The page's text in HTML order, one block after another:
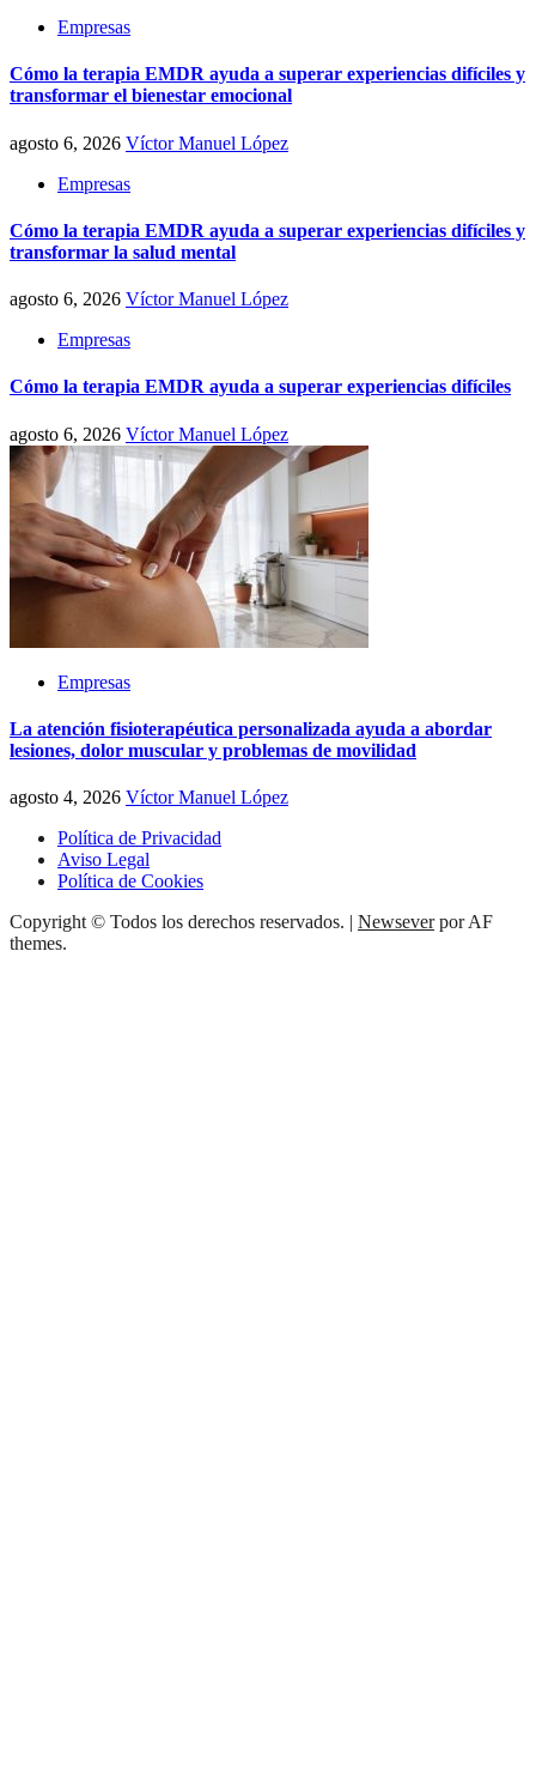
Empresas
Cómo la terapia EMDR ayuda a superar experiencias difíciles y
transformar el bienestar emocional
agosto 6, 2026 Víctor Manuel López
Empresas
Cómo la terapia EMDR ayuda a superar experiencias difíciles y
transformar la salud mental
agosto 6, 2026 Víctor Manuel López
Empresas
Cómo la terapia EMDR ayuda a superar experiencias difíciles
agosto 6, 2026 Víctor Manuel López
Empresas
La atención fisioterapéutica personalizada ayuda a abordar
lesiones, dolor muscular y problemas de movilidad
agosto 4, 2026 Víctor Manuel López
Política de Privacidad
Aviso Legal
Política de Cookies
Copyright © Todos los derechos reservados. | Newseverpor AF
themes.